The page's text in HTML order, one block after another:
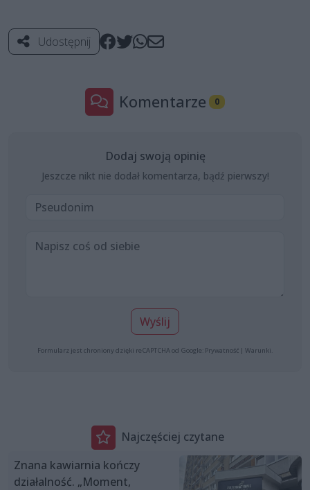
Udostępnij
Komentarze 0
Dodaj swoją opinię
Jeszcze nikt nie dodał komentarza, bądź pierwszy!
Wyślij
Formularz jest chroniony dzięki reCAPTCHA od Google: Prywatność | Warunki
Najczęściej czytane
Znana kawiarnia kończy
działalność. „Moment,